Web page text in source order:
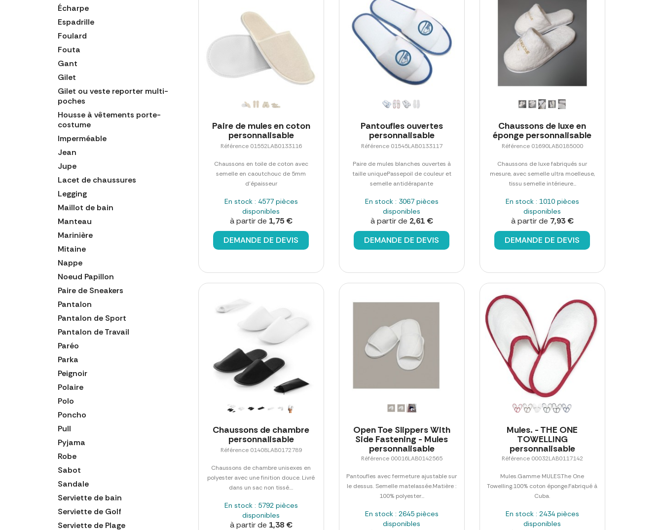
Écharpe
Espadrille
Foulard
Fouta
Gant
Gilet
Gilet ou veste reporter multi-
poches
Housse à vêtements porte-
costume
Imperméable
Jean
Jupe
Lacet de chaussures
Legging
Maillot de bain
Manteau
Marinière
Mitaine
Nappe
Noeud Papillon
Paire de Sneakers
Pantalon
Pantalon de Sport
Pantalon de Travail
Paréo
Parka
Peignoir
Polaire
Polo
Poncho
Pull
Pyjama
Robe
Sabot
Sandale
Serviette de bain
Serviette de Golf
Serviette de Plage
Paire de mules en coton
personnalisable
Référence 01552LAB0133116
Chaussons en toile de coton avec
semelle en caoutchouc de 5mm
d'épaisseur
En stock : 4577 pièces
disponibles
à partir de 1,75 €
DEMANDE DE DEVIS
Pantoufles ouvertes
personnalisable
Référence 01545LAB0133117
Paire de mules blanches ouvertes à
taille uniquePassepoil de couleur et
semelle antidérapante
En stock : 3067 pièces
disponibles
à partir de 2,61 €
DEMANDE DE DEVIS
Chaussons de luxe en
éponge personnalisable
Référence 01690LAB0185000
Chaussons de luxe fabriqués sur
mesure, avec semelle ultra moelleuse,
tissu semelle intérieure...
En stock : 1010 pièces
disponibles
à partir de 7,93 €
DEMANDE DE DEVIS
Chaussons de chambre
personnalisable
Référence 01408LAB0172789
Chaussons de chambre unisexes en
polyester avec une finition douce. Livré
dans un sac non tissé....
En stock : 5792 pièces
disponibles
à partir de 1,38 €
Open Toe Slippers With
Side Fastening - Mules
personnalisable
Référence 00016LAB0142565
Pantoufles avec fermeture ajustable sur
le dessus. Semelle matelassée.Matière :
100% polyester...
En stock : 2645 pièces
disponibles
Mules. - THE ONE
TOWELLING
personnalisable
Référence 00032LAB0117142
Mules.Gamme MULES.The One
Towelling.100% coton éponge.Fabriqué à
Cuba.
En stock : 2434 pièces
disponibles